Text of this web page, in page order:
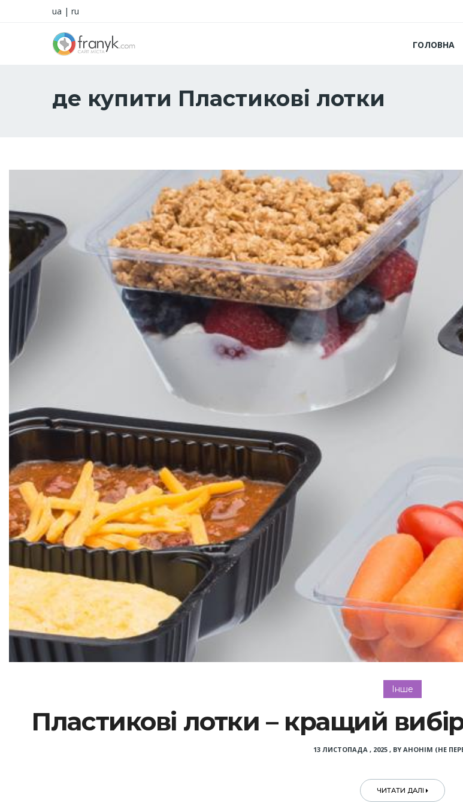
ua | ru
ГОЛОВНА
де купити Пластикові лотки
Інше
Пластикові лотки – кращий
13 ЛИСТОПАДА , 2025, BY АНОНІМ (НЕ
ЧИТАТИ ДАЛІ